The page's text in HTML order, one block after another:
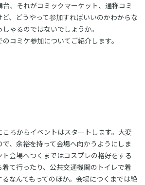
、それがコミックマーケット、通称コミ
、どうやって参加すればいいのかわからな
ゃるのではないでしょうか。
コミケ参加についてご紹介します。
ろからイベントはスタートします。大変
、余裕を持って会場へ向かうようにしま
ト会場へつくまではコスプレの格好をする
て行ったり、公共交通機関のトイレで着
なんてもってのほか。会場につくまでは絶